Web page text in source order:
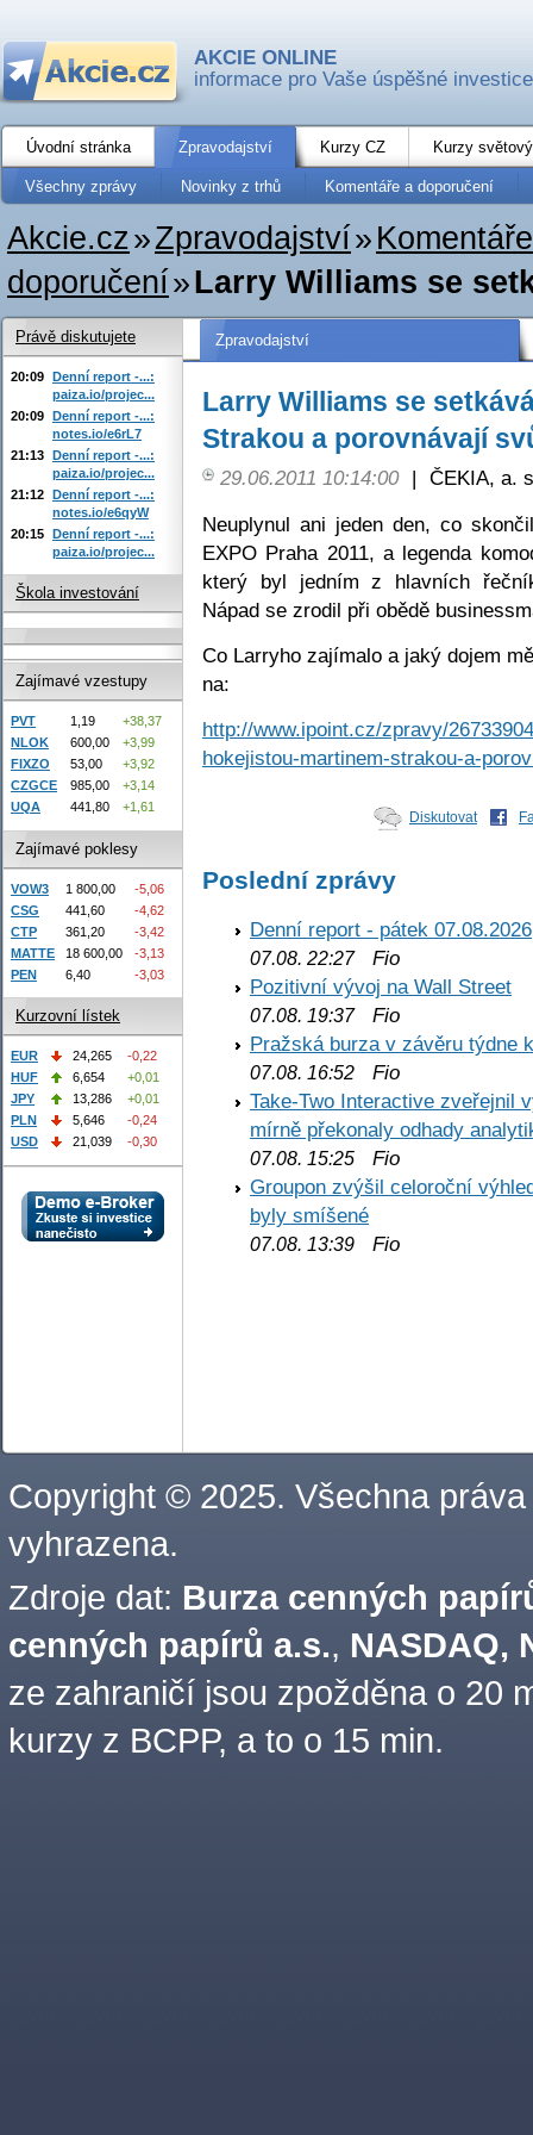
AKCIE ONLINE
informace pro Vaše úspěšné investice
Úvodní stránka Zpravodajství Kurzy CZ Kurzy
Všechny zprávy Novinky z trhů Komentáře a doporučení
Akcie.cz»Zpravodajství»
doporučení»Larry Williams se
Zpravodajství
Larry Williams se
Strakou a porovnávají
29.06.2011 10:14:00 | ČEKIA, a.
Neuplynul ani jeden den, co
EXPO Praha 2011, a legenda
který byl jedním z hlavních
Nápad se zrodil při obědě
Co Larryho zajímalo a jaký dojem
na:
http://www.ipoint.cz/zpravy/
hokejistou-martinem-strakou-a-
Diskutovat
Poslední zprávy
Denní report - pátek 07.08.2026
07.08. 22:27Fio
Pozitivní vývoj na Wall Street
07.08. 19:37Fio
Pražská burza v závěru týdne
07.08. 16:52 Fio
Take-Two Interactive zveřejnil
mírně překonaly odhady
07.08. 15:25 Fio
Groupon zvýšil celoroční
byly smíšené
07.08. 13:39 Fio
Právě diskutujete
20:09 Denní report -...:
paiza.io/projec...
20:09 Denní report -...:
notes.io/e6rL7
21:13 Denní report -...:
paiza.io/projec...
21:12 Denní report -...:
notes.io/e6qyW
20:15 Denní report -...:
paiza.io/projec...
Škola investování
Zajímavé vzestupy
PVT 1,19
+38,37
NLOK
600,00
+3,99
FIXZO
53,00
+3,92
CZGCE
985,00
+3,14
UQA
441,80 +1,61
Zajímavé poklesy
VOW3 1 800,00
-5,06
CSG
441,60
-4,62
CTP
361,20
-3,42
MATTE
18 600,00
-3,13
PEN
6,40 -3,03
Kurzovní lístek
EUR 24,265
-0,22
HUF
6,654
+0,01
JPY
13,286
+0,01
PLN
5,646
-0,24
USD
21,039 -0,30
Copyright © 2025. Všechna práva
vyhrazena.
Zdroje dat: Burza cenných
cenných papírů a.s., NASDAQ,
ze zahraničí jsou zpožděna o 20
kurzy z BCPP, a to o 15 min.